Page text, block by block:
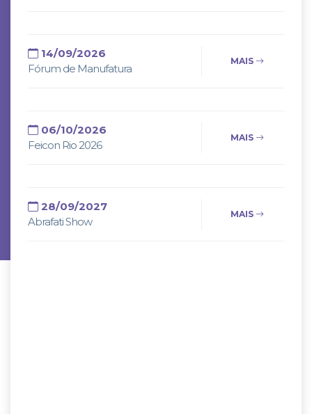
14/09/2026
Fórum de Manufatura
MAIS
06/10/2026
Feicon Rio 2026
MAIS
28/09/2027
Abrafati Show
MAIS